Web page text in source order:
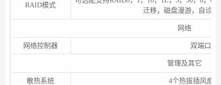
RAID模式
迁移，磁盘漫游，自诊断
网络
网络控制器 双端口万
管理及其它
散热系统 4个热拔插风扇